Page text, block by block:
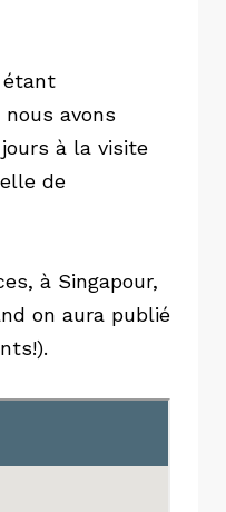
étant
avons
à la visite
de
à Singapour,
on aura publié